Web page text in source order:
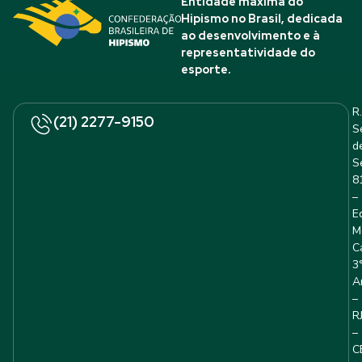
Hipismo no Brasil, dedicada
ao desenvolvimento e à
representatividade do
esporte.
(21) 2277-9150
R.
–
–
RJ
–